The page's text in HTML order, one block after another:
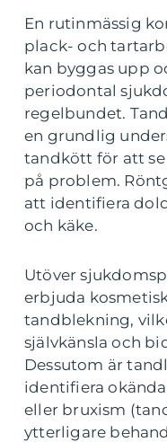
En rutinmässig
plack- och
kan byggas upp
periodontal
regelbundet.
en grundlig
tandkött för att
på problem.
att identifiera
och käke.
Utöver
erbjuda
tandblekning,
självkänsla och
Dessutom är
identifiera
eller bruxism
ytterligare